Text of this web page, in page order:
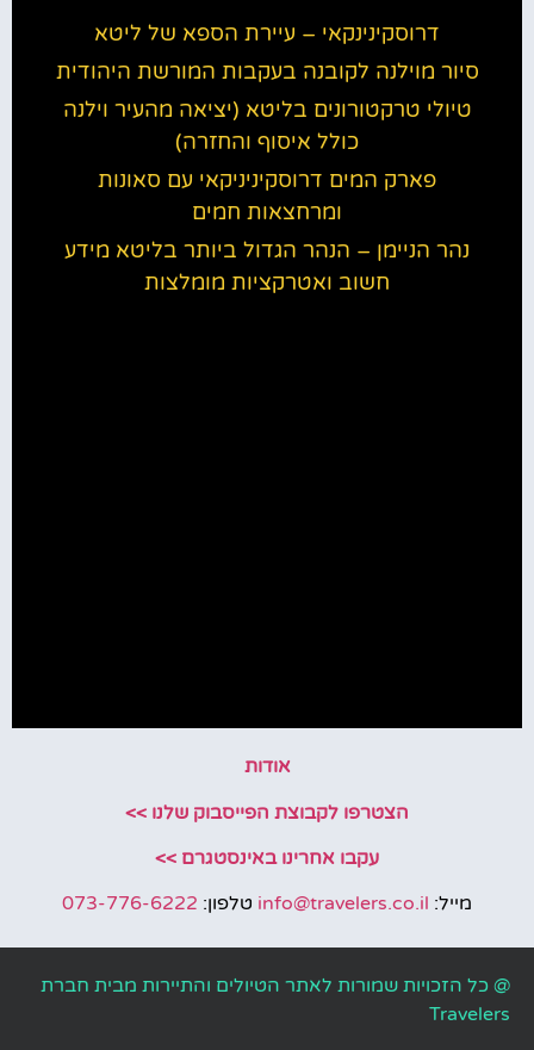
דרוסקינינקאי – עיירת הספא של ליטא
סיור מוילנה לקובנה בעקבות המורשת היהודית
טיולי טרקטורונים בליטא (יציאה מהעיר וילנה
כולל איסוף והחזרה)
פארק המים דרוסקיניניקאי עם סאונות
ומרחצאות חמים
נהר הניימן – הנהר הגדול ביותר בליטא מידע
חשוב ואטרקציות מומלצות
אודות
הצטרפו לקבוצת הפייסבוק שלנו >>
עקבו אחרינו באינסטגרם >>
מייל: info@travelers.co.il טלפון: 073-776-6222
@ כל הזכויות שמורות לאתר הטיולים והתיירות מבית חברת
Travelers